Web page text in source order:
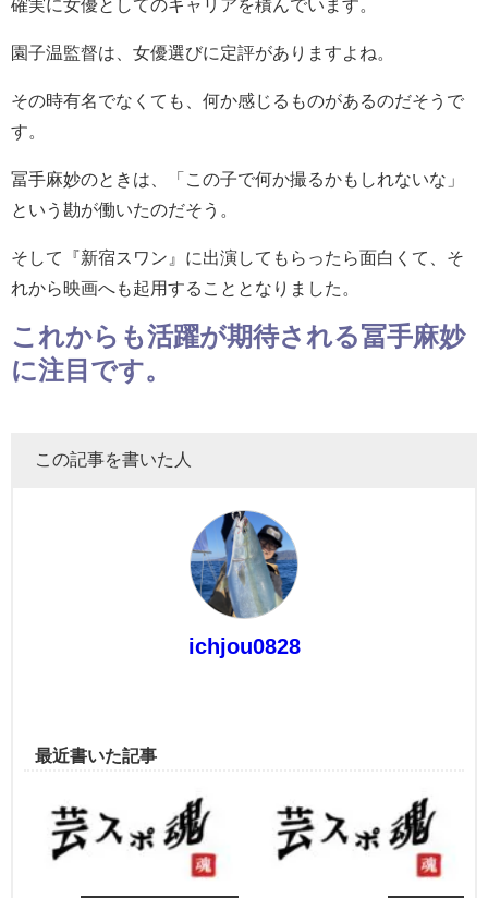
確実に女優としてのキャリアを積んでいます。
園子温監督は、女優選びに定評がありますよね。
その時有名でなくても、何か感じるものがあるのだそうで
す。
冨手麻妙のときは、「この子で何か撮るかもしれないな」
という勘が働いたのだそう。
そして『新宿スワン』に出演してもらったら面白くて、そ
れから映画へも起用することとなりました。
これからも活躍が期待される冨手麻妙
に注目です。
この記事を書いた人
ichjou0828
最近書いた記事